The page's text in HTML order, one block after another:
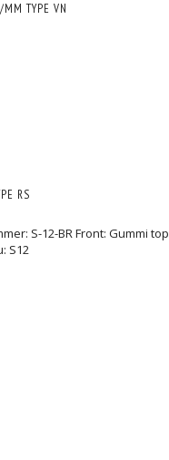
TYPE VN
RS
S-12-BR Front: Gummi top
S12